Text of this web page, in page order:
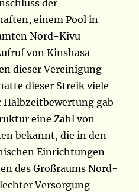
der
einem Pool in
Nord-Kivu
von Kinshasa
dieser Vereinigung
dieser Streik viele
Halbzeitbewertung gab
eine Zahl von
bekannt, die in den
Einrichtungen
des Großraums Nord-
Versorgung